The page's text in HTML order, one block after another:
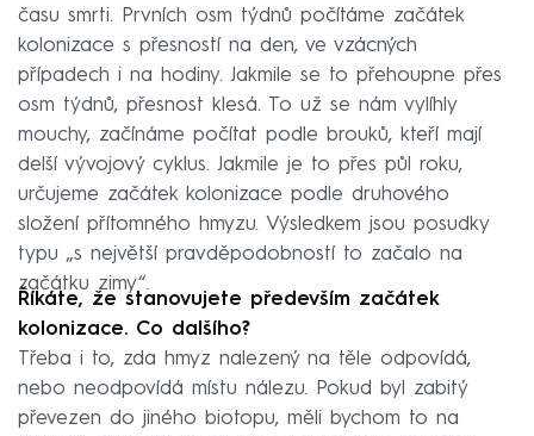
času smrti. Prvních osm týdnů počítáme začátek
kolonizace s přesností na den, ve vzácných
případech i na hodiny. Jakmile se to přehoupne přes
osm týdnů, přesnost klesá. To už se nám vylíhly
mouchy, začínáme počítat podle brouků, kteří mají
delší vývojový cyklus. Jakmile je to přes půl roku,
určujeme začátek kolonizace podle druhového
složení přítomného hmyzu. Výsledkem jsou posudky
typu „s největší pravděpodobností to začalo na
začátku zimy“.
Říkáte, že stanovujete především začátek
kolonizace. Co dalšího?
Třeba i to, zda hmyz nalezený na těle odpovídá,
nebo neodpovídá místu nálezu. Pokud byl zabitý
převezen do jiného biotopu, měli bychom to na